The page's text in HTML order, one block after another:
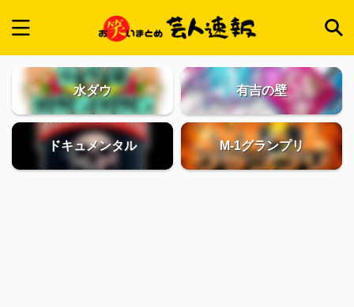
水ダウ 有吉の壁
ドキュメンタル M-1グランプリ